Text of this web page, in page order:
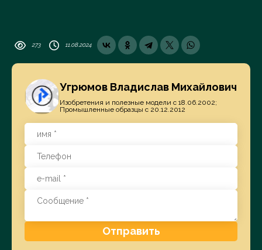
273 11.08.2024
Угрюмов Владислав Михайлович
Изобретения и полезные модели с 18.06.2002;
Промышленные образцы с 20.12.2012
Отправить